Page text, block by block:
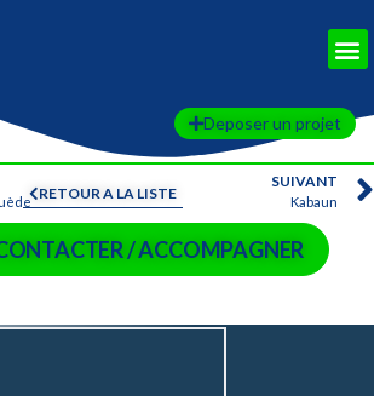
Deposer un projet
RETOUR A LA LISTE
SUIVANT
Kabaun
/ ACCOMPAGNER